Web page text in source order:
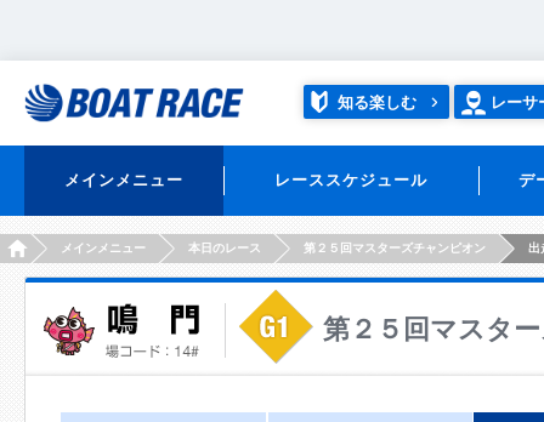
知る楽しむ レーサ
メインメニュー レーススケジュール デ
HOMEメインメニュー 本日のレース 第２５回マスターズチャンピオン 出
第２５回マスタ